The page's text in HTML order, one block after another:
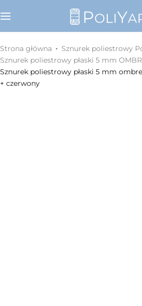
Strona główna
Sznurek poliestrowy
Sznurek poliestrowy płaski 5 mm
Sznurek poliestrowy płaski 5 mm
+ czerwony
Zestawy z YouTube